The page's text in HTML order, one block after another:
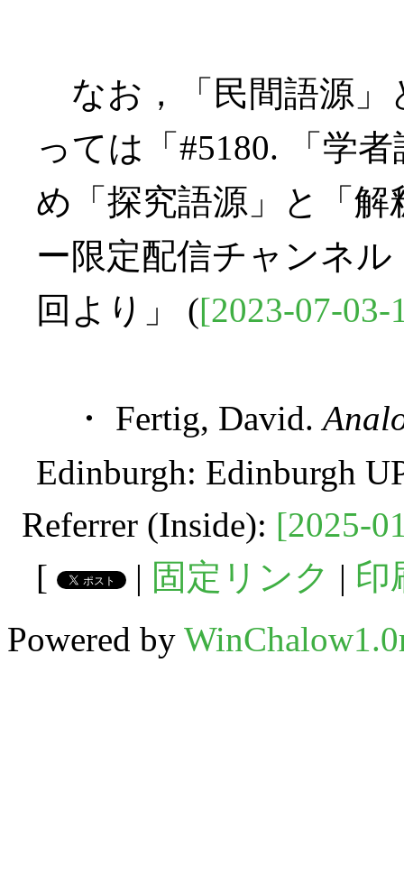
なお，「民間語源」
っては「#5180. 「学
め「探究語源」と「
ー限定配信チャンネル
回より」 ([2023-07-03-
・ Fertig, David.
Edinburgh: Edinburgh
Referrer (Inside): [2025-
[
| 固定リンク | 印
Powered by